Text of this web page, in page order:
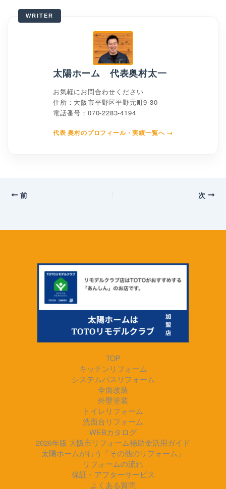
WRITER
太陽ホーム 代表奥村太一
お気軽にお問合わせください
住所：大阪市平野区平野元町9-30
電話番号：070-2283-4194
代表 奥村のプロフィール・実績一覧へ →
前 次
TOP
キッチンリフォーム
システムバスリフォーム
全面改装
外壁塗装
トイレリフォーム
洗面台リフォーム
WEBカタログ
2026年版 大阪市リフォーム補助金活用ガイド
太陽ホームが行う「その他のリフォーム」
リフォームの流れ
保証・アフターサービス
よくある質問